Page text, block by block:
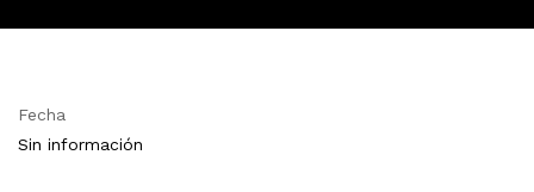
Fecha
Sin información